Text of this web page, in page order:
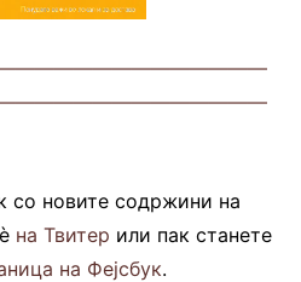
со новите содржини на
на Твитер или пак станете
на Фејсбук.